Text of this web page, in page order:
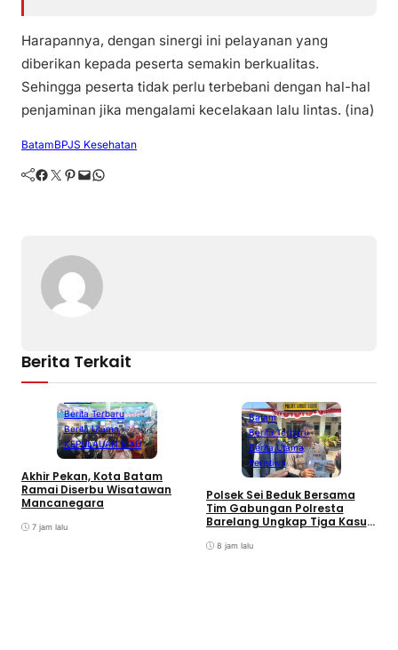
Harapannya, dengan sinergi ini pelayanan yang
diberikan kepada peserta semakin berkualitas.
Sehingga peserta tidak perlu terbebani dengan hal-hal
penjaminan jika mengalami kecelakaan lalu lintas. (ina)
BatamBPJS Kesehatan
Facebook Twitter Pinterest Mail WhatsApp
Berita Terkait
Berita Terbaru
Berita Utama
KEPULAUAN RIAU
Akhir Pekan, Kota Batam
Ramai Diserbu Wisatawan
Mancanegara
7 jam lalu
Batam
Berita Terbaru
Berita Utama
Peristiwa
Polsek Sei Beduk Bersama
Tim Gabungan Polresta
Barelang Ungkap Tiga Kasus
8 jam lalu